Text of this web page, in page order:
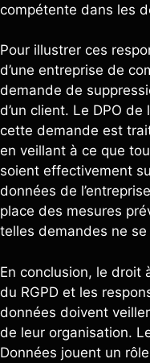
compétente dans les
Pour illustrer ces
d’une entreprise de
demande de
d’un client. Le DPO de
cette demande est
en veillant à ce que
soient effectivement
données de
place des mesures
telles demandes ne se
En conclusion, le droit
du RGPD et les
données doivent
de leur organisation.
Données jouent un